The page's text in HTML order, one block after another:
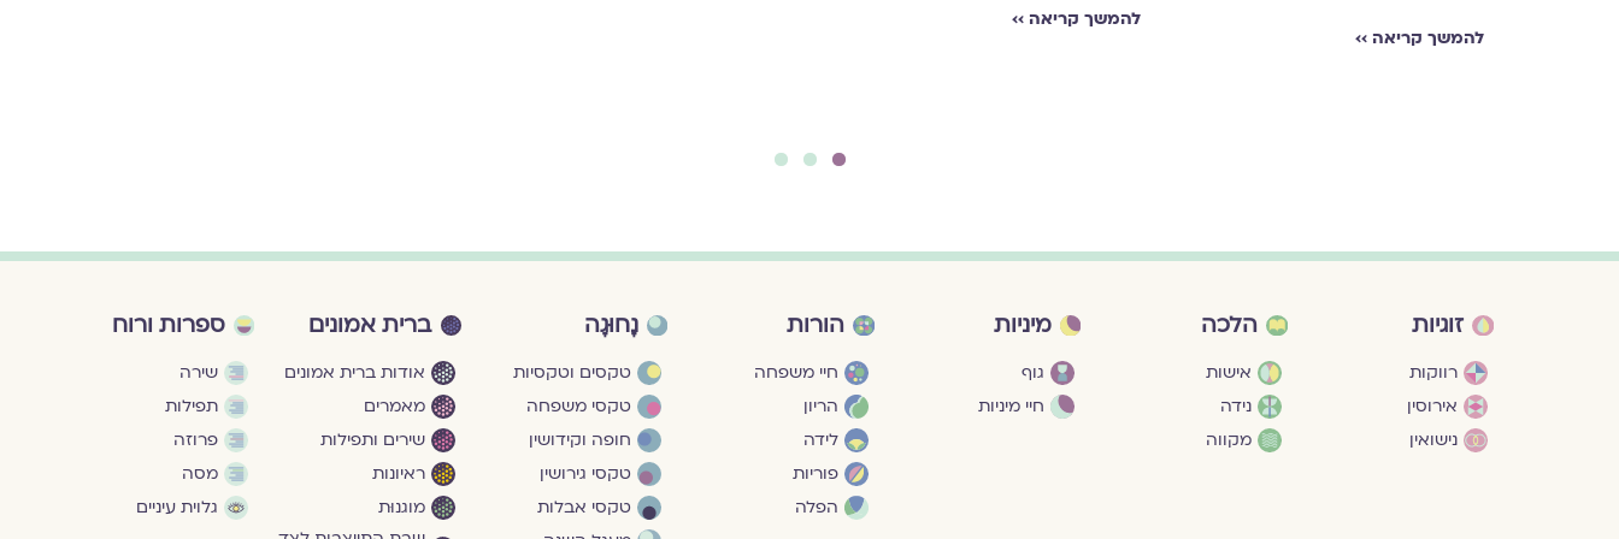
להמשך קריאה ››
להמשך קריאה ››
1
זוגיות
רווקות
אירוסין
נישואין
הלכה
אישות
נידה
מקווה
מיניות
גוף
חיי מיניות
הורות
חיי משפחה
הריון
לידה
פוריות
הפלה
נָחוּגָה
טקסים וטקסיות
טקסי משפחה
חופה וקידושין
טקסי גירושין
טקסי אבלות
ברית אמונים
אודות ברית אמונים
מאמרים
שירים ותפילות
ראיונות
מוגנוּת
ספרות ורוח
שירה
תפילות
פרוזה
מסה
גלוית עיניים